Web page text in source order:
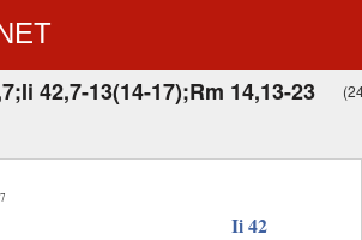
42,7-13(14-17);Rm 14,13-23
Ii 42